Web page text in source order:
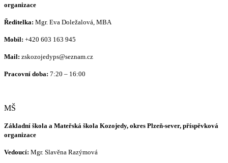
organizace
Ředitelka: Mgr. Eva Doležalová, MBA
Mobil: +420 603 163 945
Mail: zskozojedyps@seznam.cz
Pracovní doba: 7:20 – 16:00
MŠ
Základní škola a Mateřská škola Kozojedy, okres Plzeň-sever, příspěvková
organizace
Vedoucí: Mgr. Slavěna Razýmová